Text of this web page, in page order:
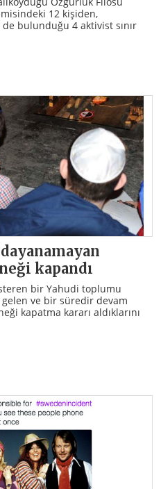
12 kişiden,
bulunduğu 4 aktivist sınır
kapandı
bir Yahudi toplumu
gelen ve bir süredir devam
kapatma kararı aldıklarını